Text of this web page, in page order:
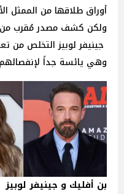
أوراق طلاقها من الممثل
ولكن كشف مصدر مُقرب من
جينيفر لوبيز التخلص من
وهي يائسة جداً
بن أفليك و جينيفر لوبيز